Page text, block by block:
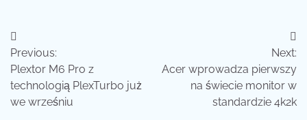
Nawigacja
wpisu
Previous:
Plextor M6 Pro z
technologią PlexTurbo już
we wrześniu
Next:
Acer wprowadza pierwszy
na świecie monitor w
standardzie 4k2k